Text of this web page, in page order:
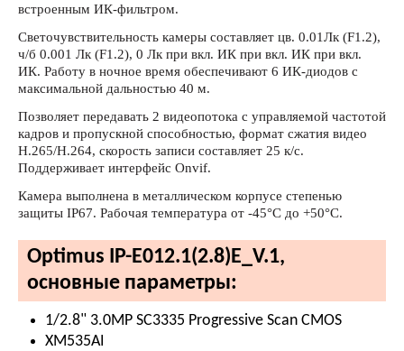
встроенным ИК-фильтром.
Светочувствительность камеры составляет цв. 0.01Лк (F1.2),
ч/б 0.001 Лк (F1.2), 0 Лк при вкл. ИК при вкл. ИК при вкл.
ИК. Работу в ночное время обеспечивают 6 ИК-диодов с
максимальной дальностью 40 м.
Позволяет передавать 2 видеопотока с управляемой частотой
кадров и пропускной способностью, формат сжатия видео
H.265/H.264, скорость записи составляет 25 к/с.
Поддерживает интерфейс Onvif.
Камера выполнена в металлическом корпусе степенью
защиты IP67. Рабочая температура от -45°С до +50°С.
Optimus IP-E012.1(2.8)E_V.1,
основные параметры:
1/2.8" 3.0MP SC3335 Progressive Scan CMOS
XM535AI